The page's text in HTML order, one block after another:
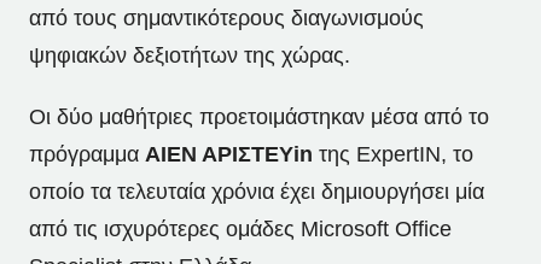
από τους σημαντικότερους διαγωνισμούς
ψηφιακών δεξιοτήτων της χώρας.
Οι δύο μαθήτριες προετοιμάστηκαν μέσα από το
πρόγραμμα ΑΙΕΝ ΑΡΙΣΤΕΥin της ExpertIN, το
οποίο τα τελευταία χρόνια έχει δημιουργήσει μία
από τις ισχυρότερες ομάδες Microsoft Office